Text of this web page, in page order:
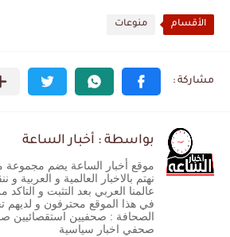
الأقسام منوعات
بواسطة : أخبار الساعة
موقع أخبار الساعة يضم مجموعة
نهتم بالاخبار العالمية و
عالمنا العربي بعد التثبت و
في هذا الموقع محترفون و لديهم
الصحافة : صحفيين استقصائيين
صحفي اخبار سياسية